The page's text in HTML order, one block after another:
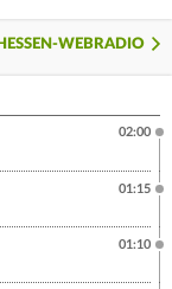
WEBRADIO
02:00
01:15
01:10